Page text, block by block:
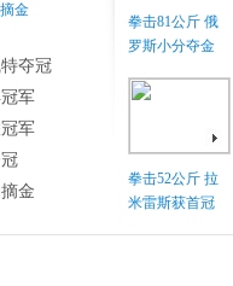
金
夺冠
军
军
金
拳击81公斤 俄
罗斯小分夺金
拳击52公斤 拉
米雷斯获首冠